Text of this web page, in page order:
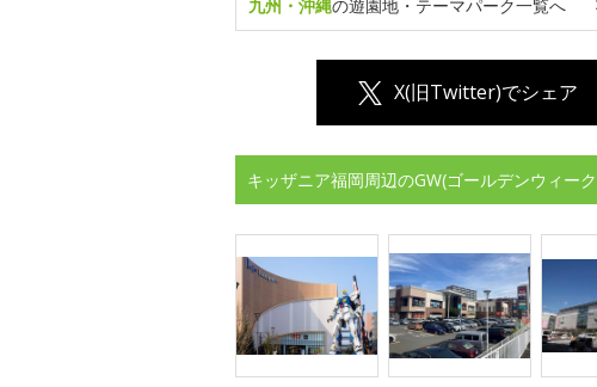
九州・沖縄の遊園地・テーマパーク一覧へ
X(旧Twitter)でシェア
キッザニア福岡周辺のGW(ゴールデンウィー